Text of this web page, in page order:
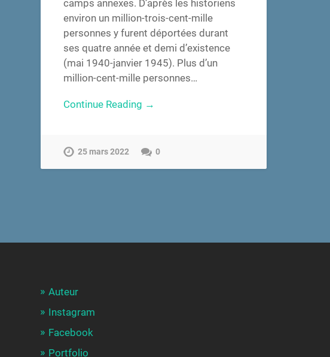
camps annexes. D’après les historiens
environ un million-trois-cent-mille
personnes y furent déportées durant
ses quatre année et demi d’existence
(mai 1940-janvier 1945). Plus d’un
million-cent-mille personnes…
Continue Reading →
25 mars 2022 0
Auteur
Instagram
Facebook
Portfolio